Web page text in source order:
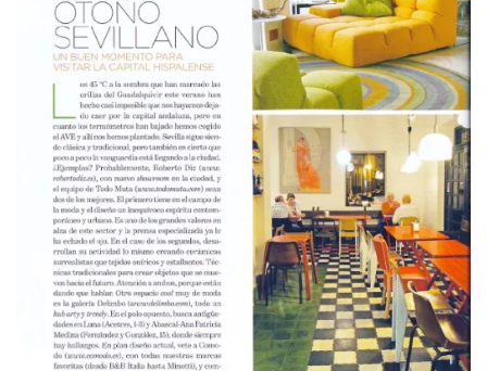
alvaro@alvarocastro.com